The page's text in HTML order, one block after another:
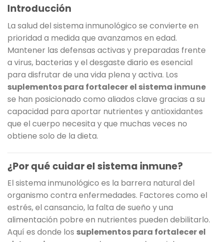
Introducción
La salud del sistema inmunológico se convierte en
prioridad a medida que avanzamos en edad.
Mantener las defensas activas y preparadas frente
a virus, bacterias y el desgaste diario es esencial
para disfrutar de una vida plena y activa. Los
suplementos para fortalecer el sistema inmune
se han posicionado como aliados clave gracias a su
capacidad para aportar nutrientes y antioxidantes
que el cuerpo necesita y que muchas veces no
obtiene solo de la dieta.
¿Por qué cuidar el sistema inmune?
El sistema inmunológico es la barrera natural del
organismo contra enfermedades. Factores como el
estrés, el cansancio, la falta de sueño y una
alimentación pobre en nutrientes pueden debilitarlo.
Aquí es donde los suplementos para fortalecer el